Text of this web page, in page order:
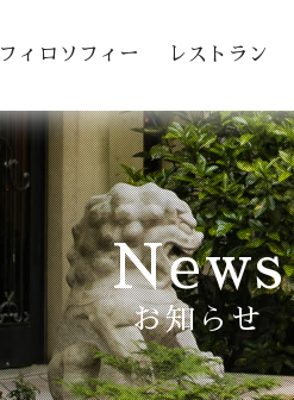
フィロソフィー レストラン
News
お知らせ